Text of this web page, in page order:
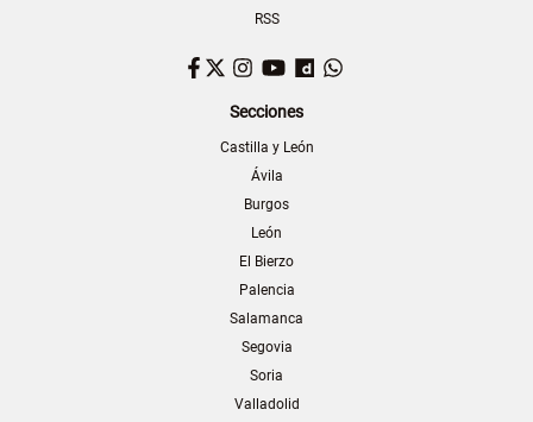
RSS
Facebook
TwitterInstagram
YouTubeDailymotion
Secciones
Castilla y León
Ávila
Burgos
León
El Bierzo
Palencia
Salamanca
Segovia
Soria
Valladolid